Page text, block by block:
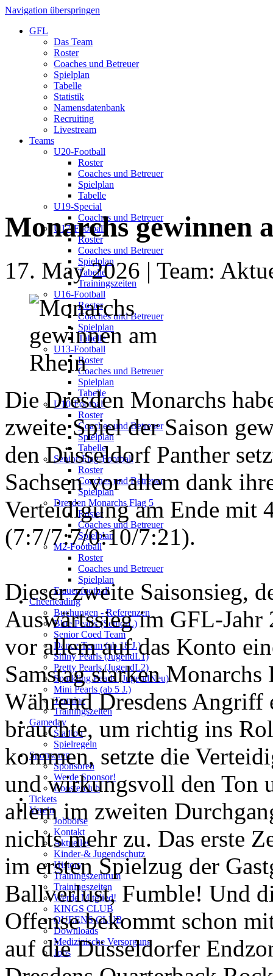
Navigation überspringen
GFL
Das Team
Roster
Coaches und Betreuer
Spielplan
Tabelle
Statistik
Namensdatenbank
Recruiting
Livestream
Teams
U20-Football
Roster
Coaches und Betreuer
Spielplan
Tabelle
U19-Special
Coaches und Betreuer
U17-Football
Roster
Coaches und Betreuer
Spielplan
Tabelle
Trainingszeiten
U16-Football
Roster
Coaches und Betreuer
Spielplan
Tabelle
U13-Football
Roster
Coaches und Betreuer
Spielplan
Tabelle
U10-Football
Roster
Coaches und Betreuer
Spielplan
Tabelle
Senior-Flag-Football
Roster
Coaches und Betreuer
Spielplan
Dresden Monarchs Flag 5
Roster
Coaches und Betreuer
Spielplan
M2-Football
Roster
Coaches und Betreuer
Spielplan
Frauenfootball
Cheerleading
Buchungen - Referenzen
Blue Pearls (SeniorL)
Senior Coed Team
Dance Team (ab 18 J.)
Shiny Pearls (JugendL1)
Pretty Pearls (JugendL2)
Sparkling Pearls (JugendNeu)
Mini Pearls (ab 5 J.)
Termine
Trainingszeiten
Gameday
Stadion
Spielregeln
Sponsoren
Sponsoren
Werde Sponsor!
Boosterclub
Tickets
Verein
Jobbörse
Kontakt
Aktuelles
Kinder-& Jugendschutz
History
Trainingszentrum
Trainingszeiten
Werde Mitglied!
KINGS CLUB
QUEENS CLUB
Downloads
Medizinische Versorgung
Jobs
Monarchs gewinnen
17. May 2026 | Team:
Die Dresden Monarchs
zweite Spiel der Saison
den Düsseldorf Panther
Sachsen vor allem dank
Verteidigung am Ende mit
(7:7/7:7/0:10/7:21).
Dieser zweite Saisonsieg,
Auswärtssieg im GFL-Jahr
vor allem auf das Konto
Samstag starken Monarchs
Während Dresdens Angriff
brauchte, um richtig ins
kommen, setzte die
und wirkungsvoll den Ton
allem im zweiten
nichts mehr zu. Das erste
im ersten Spielzug der
Ballverlust, Fumble! Und
Offense bekommt schon
auf die Düsseldorfer